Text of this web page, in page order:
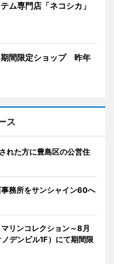
ム専門店「ネコシカ」
期間限定ショップ 昨年
ス
れた方に豊島区の公営住
務所をサンシャイン60へ
マリンコレクション～8月
デンビル1F）にて期間限